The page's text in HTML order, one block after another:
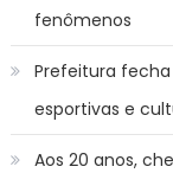
fenômenos
Prefeitura
esportivas e
Aos 20 anos,